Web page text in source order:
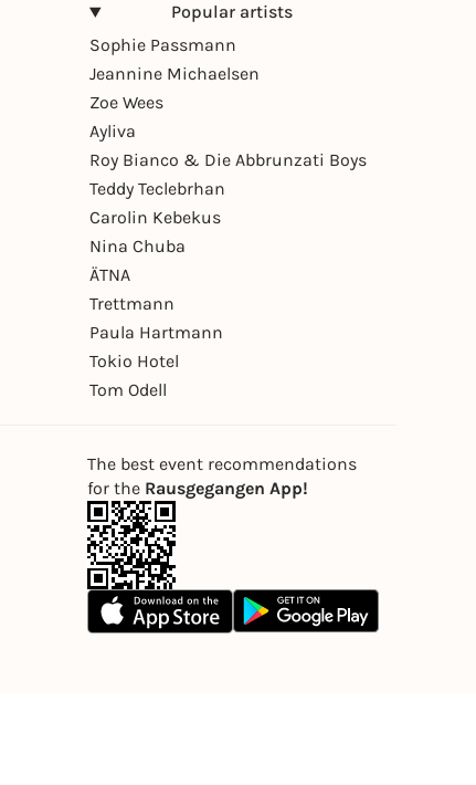
Popular artists
Sophie Passmann
Jeannine Michaelsen
Zoe Wees
Ayliva
Roy Bianco & Die Abbrunzati Boys
Teddy Teclebrhan
Carolin Kebekus
Nina Chuba
ÄTNA
Trettmann
Paula Hartmann
Tokio Hotel
Tom Odell
The best event recommendations
for the Rausgegangen App!